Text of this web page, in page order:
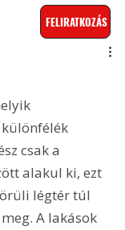
FELIRATKOZÁS
különfélék
csak a
alakul ki, ezt
légtér túl
A lakások